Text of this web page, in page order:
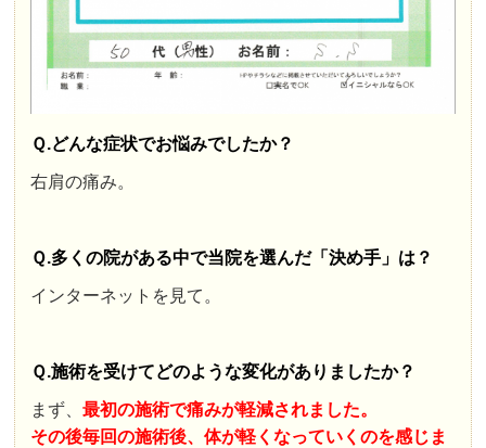
Ｑ.どんな症状でお悩みでしたか？
右肩の痛み。
Ｑ.多くの院がある中で当院を選んだ「決め手」は？
インターネットを見て。
Ｑ.施術を受けてどのような変化がありましたか？
まず、最初の施術で痛みが軽減されました。
その後毎回の施術後、体が軽くなっていくのを感じま